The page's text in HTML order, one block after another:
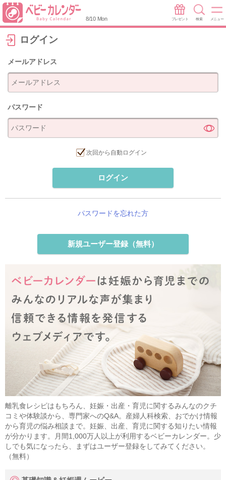
8/10 Mon プレゼント 検索 メニュー
ログイン
メールアドレス
パスワード
次回から自動ログイン
ログイン
パスワードを忘れた方
新規ユーザー登録（無料）
離乳食レシピはもちろん、妊娠・出産・育児に関するみんなのクチ
コミや体験談から、専門家へのQ&A。産婦人科検索、おでかけ情報
から育児の悩み相談まで。妊娠、出産、育児に関する知りたい情報
が分かります。月間1,000万人以上が利用するベビーカレンダー。少
しでも気になったら、まずはユーザー登録をしてみてください。
（無料）